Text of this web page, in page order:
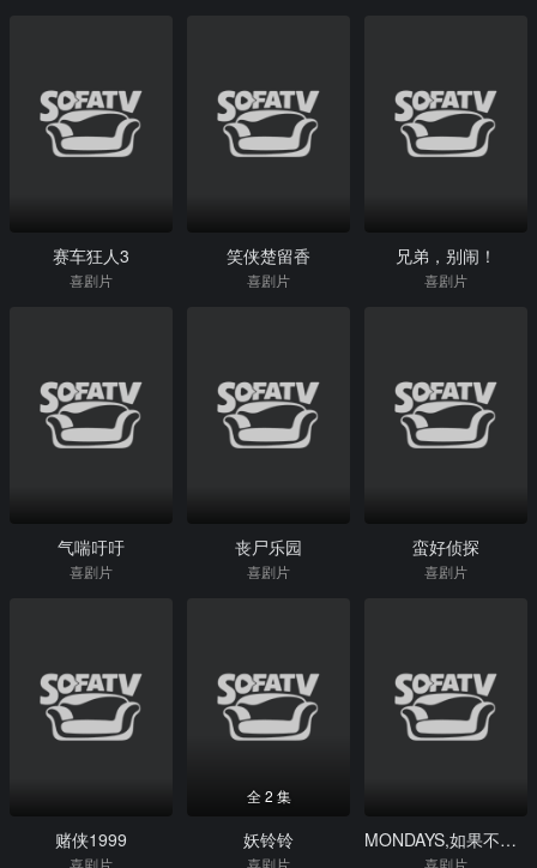
赛车狂人3
喜剧片
笑侠楚留香
喜剧片
兄弟，别闹！
喜剧片
气喘吁吁
喜剧片
丧尸乐园
喜剧片
蛮好侦探
喜剧片
赌侠1999
喜剧片
全 2 集
妖铃铃
喜剧片
MONDAYS,如果不让上司注意到这个时间循环就无法结束
喜剧片